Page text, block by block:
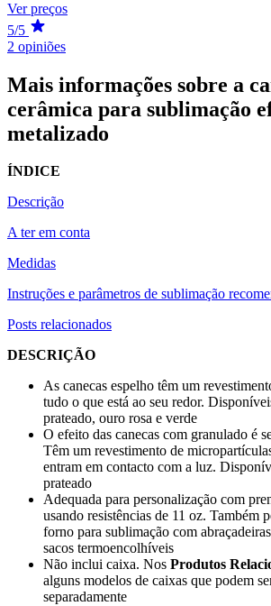
Ver preços
5/5
2 opiniões
Mais informações sobre a
cerâmica para sublimação
metalizado
ÍNDICE
Descrição
A ter em conta
Medidas
Instruções e parâmetros de sublimação
Posts relacionados
DESCRIÇÃO
As canecas espelho têm um
tudo o que está ao seu redor.
prateado, ouro rosa e verde
O efeito das canecas com granulado é
Têm um revestimento de
entram em contacto com a luz.
prateado
Adequada para personalização com
usando resistências de 11 oz. Também
forno para sublimação com
sacos termoencolhíveis
Não inclui caixa. Nos Produtos
alguns modelos de caixas que podem
separadamente